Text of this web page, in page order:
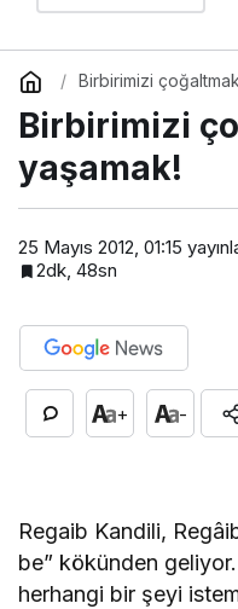
Birbirimizi
Birbirimizi
yaşamak!
25 Mayıs 2012, 01:15
2dk, 48sn
+ -
Regaib Kandili,
be” kökünden
herhangi bir şeyi